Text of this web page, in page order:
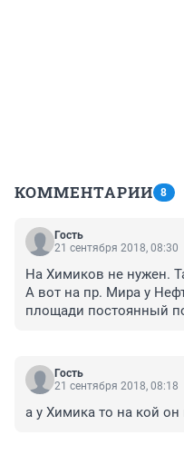
КОММЕНТАРИИ 8
Гость
21 сентября 2018, 08:30
На Химиков не нужен.
А вот на пр. Мира у
площади постоянный
Гость
21 сентября 2018, 08:18
а у Химика то на кой он